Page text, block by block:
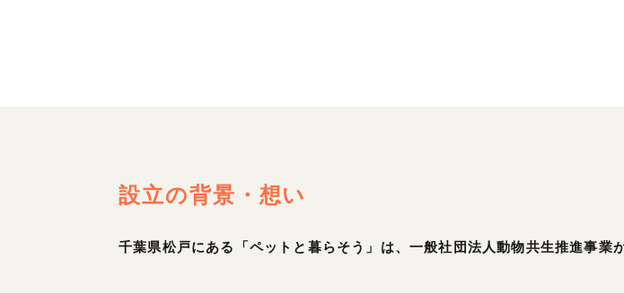
設立の背景・想い
千葉県松戸にある「ペットと暮らそう」は、一般社団法人動物共生推進事業